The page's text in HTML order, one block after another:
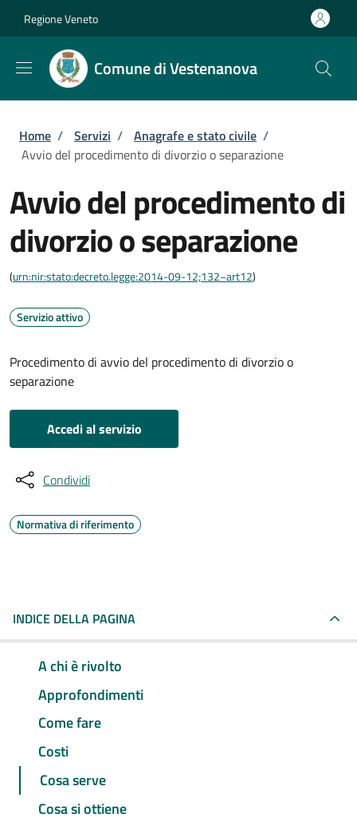
Regione Veneto
Comune di Vestenanova
Briciole di pane
Home / Servizi / Anagrafe e stato civile /
Avvio del procedimento di divorzio o separazione
Avvio del procedimento di
divorzio o separazione
(urn:nir:stato:decreto.legge:2014-09-12;132~art12)
Servizio attivo
Procedimento di avvio del procedimento di divorzio o
separazione
Accedi al servizio
Condividi
Normativa di riferimento
INDICE DELLA PAGINA
A chi è rivolto
Approfondimenti
Come fare
Costi
Cosa serve
Cosa si ottiene